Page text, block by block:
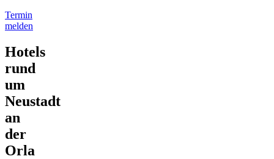
Termin
melden
Hotels
rund
um
Neustadt
an
der
Orla